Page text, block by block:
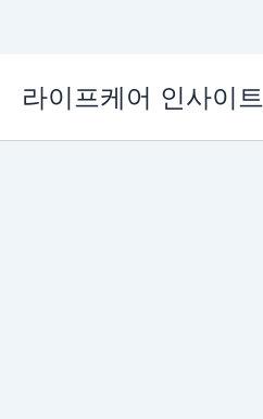
로
라이프케어 인사이트